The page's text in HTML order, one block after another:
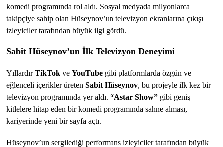
komedi programında rol aldı. Sosyal medyada milyonlarca
takipçiye sahip olan Hüseynov’un televizyon ekranlarına çıkışı
izleyiciler tarafından büyük ilgi gördü.
Sabit Hüseynov’un İlk Televizyon Deneyimi
Yıllardır TikTok ve YouTube gibi platformlarda özgün ve
eğlenceli içerikler üreten Sabit Hüseynov, bu projeyle ilk kez bir
televizyon programında yer aldı. “Astar Show” gibi geniş
kitlelere hitap eden bir komedi programında sahne alması,
kariyerinde yeni bir sayfa açtı.
Hüseynov’un sergilediği performans izleyiciler tarafından büyük